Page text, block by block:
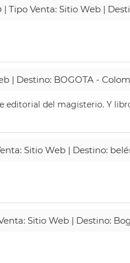
| Tipo Venta: Sitio Web |
| Destino: BOGOTA -
editorial del magisterio. Y
Sitio Web | Destino:
Sitio Web | Destino: